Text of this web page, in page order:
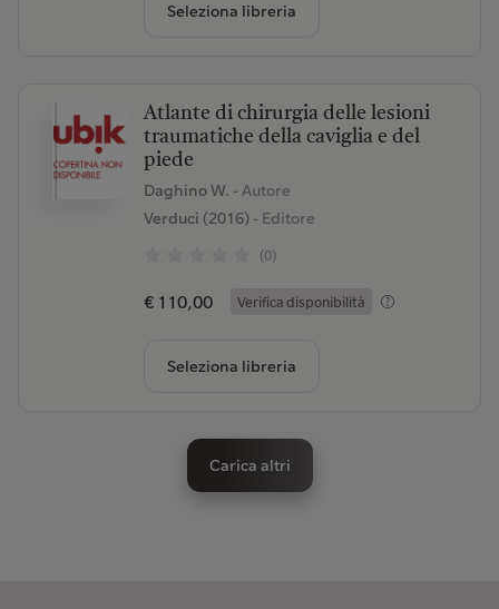
Seleziona libreria
Atlante di chirurgia delle lesioni
traumatiche della caviglia e del
piede
Daghino W. - Autore
Verduci (2016)- Editore
(0)
€ 110,00 Verifica disponibilità
Seleziona libreria
Carica altri